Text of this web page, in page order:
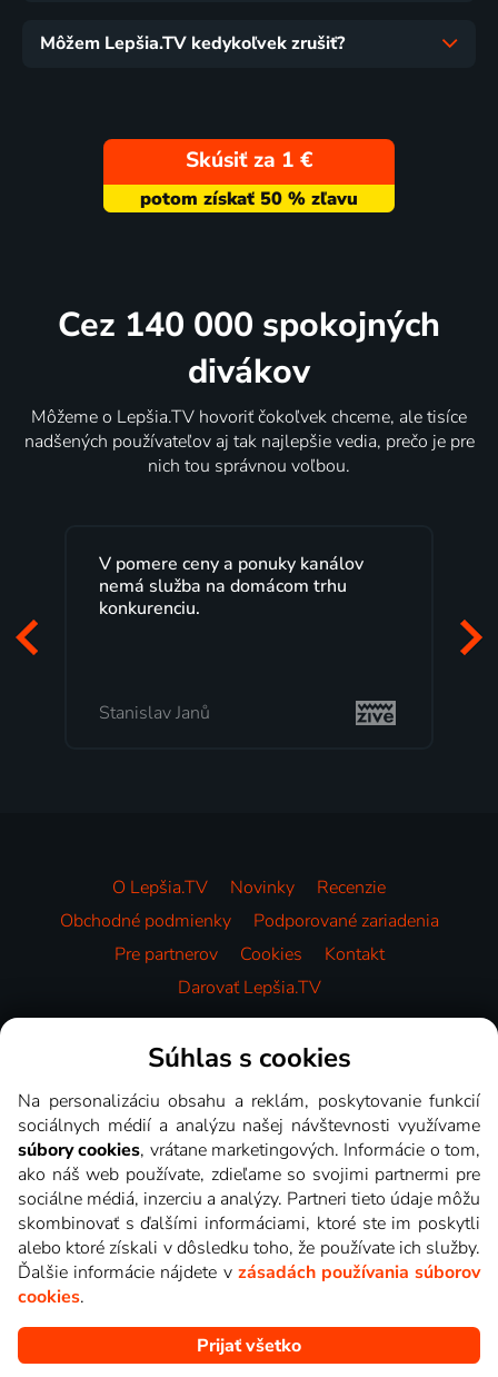
Môžem Lepšia.TV kedykoľvek zrušiť?
Skúsiť za 1 €
Cez 140 000 spokojných
divákov
Môžeme o Lepšia.TV hovoriť čokoľvek chceme, ale tisíce
nadšených používateľov aj tak najlepšie vedia, prečo je pre
nich tou správnou voľbou.
V pomere ceny a ponuky kanálov
nemá služba na domácom trhu
konkurenciu.
Stanislav Janů
O Lepšia.TV Novinky
Recenzie
Obchodné podmienky
Podporované zariadenia
Pre partnerov
Cookies
Kontakt
Darovať Lepšia.TV
Videotéka
Copyright © goNET s.r.o. Na tomto webe sú zobrazované obrázky
z relácií TV staníc, ktoré môžete sledovať v Lepšia.TV.
Súhlas s cookies
Na personalizáciu obsahu a reklám, poskytovanie funkcií
sociálnych médií a analýzu našej návštevnosti využívame
súbory cookies, vrátane marketingových. Informácie o tom,
ako náš web používate, zdieľame so svojimi partnermi pre
sociálne médiá, inzerciu a analýzy. Partneri tieto údaje môžu
skombinovať s ďalšími informáciami, ktoré ste im poskytli
alebo ktoré získali v dôsledku toho, že používate ich služby.
Ďalšie informácie nájdete v zásadách používania súborov
cookies.
Prijať všetko